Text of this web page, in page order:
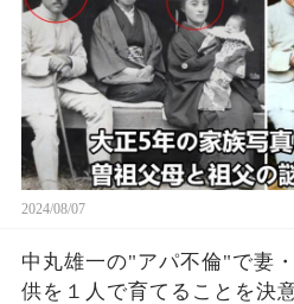
2024/08/07
中丸雄一の"アパ不倫"で妻
供を１人で育てることを決